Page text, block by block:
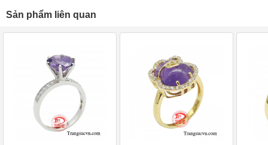
Sản phẩm liên quan